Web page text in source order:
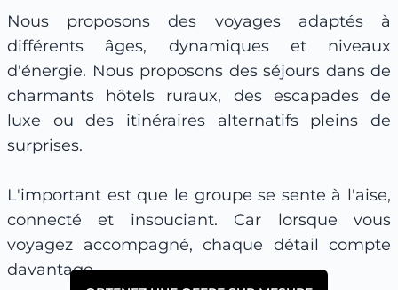
Nous proposons des voyages adaptés à
différents âges, dynamiques et niveaux
d'énergie. Nous proposons des séjours dans de
charmants hôtels ruraux, des escapades de
luxe ou des itinéraires alternatifs pleins de
surprises.
L'important est que le groupe se sente à l'aise,
connecté et insouciant. Car lorsque vous
voyagez accompagné, chaque détail compte
davantage.